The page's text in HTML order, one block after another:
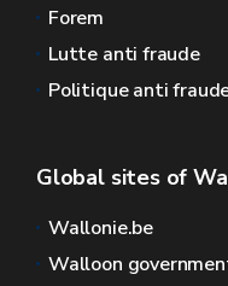
Forem
Lutte anti fraude
Politique anti
Global sites of
Wallonie.be
Walloon